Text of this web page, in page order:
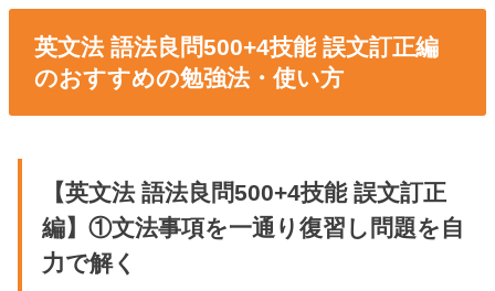
英文法 語法良問500+4技能 誤文訂正編
のおすすめの勉強法・使い方
【英文法 語法良問500+4技能 誤文訂正
編】①文法事項を一通り復習し問題を自
力で解く